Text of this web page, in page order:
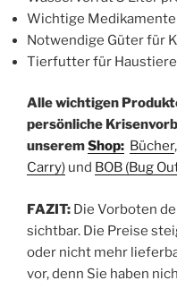
Wichtige Medikamente
Notwendige Güter für
Tierfutter für Haustiere
Alle wichtigen
persönliche
unseremShop: Bücher,
Carry) und BOB (Bug
FAZIT: Die Vorboten
sichtbar. Die Preise
oder nicht mehr
vor, denn Sie haben